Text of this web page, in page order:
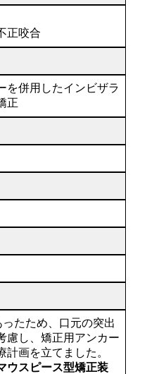
正咬合
を併用したインビザラ
正
たため、口元の突出
慮し、矯正用アンカー
計画を立てました。
ウスピース型矯正装